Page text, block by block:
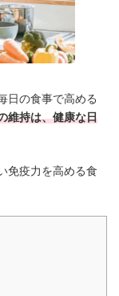
日の食事で高める
維持は、健康な日
免疫力を高める食